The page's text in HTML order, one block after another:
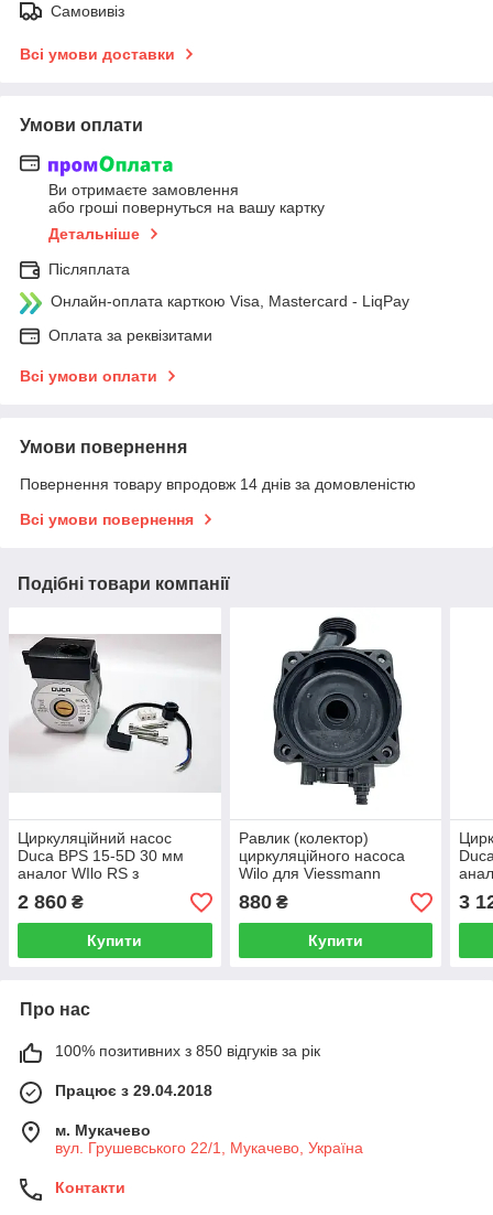
Самовивіз
Всі умови доставки
Умови оплати
Ви отримаєте замовлення
або гроші повернуться на вашу картку
Детальніше
Післяплата
Онлайн-оплата карткою Visa, Mastercard - LiqPay
Оплата за реквізитами
Всі умови оплати
Умови повернення
Повернення товару впродовж 14 днів за домовленістю
Всі умови повернення
Подібні товари компанії
Циркуляційний насос
Duca BPS 15-5D 30 мм
аналог WIlo RS з
крильчаткою 30 мм
2 860 ₴
Купити
Равлик (колектор)
циркуляційного насоса
Wilo для Viessmann
880₴
Купити
3
Про нас
100% позитивних з 850 відгуків за рік
Працює з 29.04.2018
м. Мукачево
вул. Грушевського 22/1, Мукачево, Україна
Контакти